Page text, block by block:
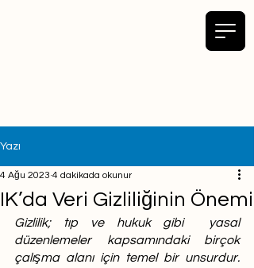
Yazı
IK’da Veri Gizliliğinin Önemi
4 Ağu 2023 4 dakikada okunur
Gizlilik; tıp ve hukuk gibi  yasal
düzenlemeler kapsamındaki birçok
çalışma alanı için temel bir unsurdur.